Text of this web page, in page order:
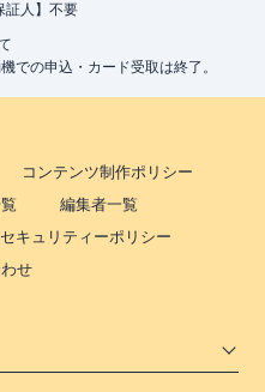
証人】不要
での申込・カード受取は終了。
コンテンツ制作ポリシー
編集者一覧
セキュリティーポリシー
せ